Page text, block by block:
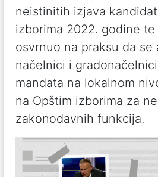
neistinitih izjava
izborima 2022. godine
osvrnuo na praksu da se
načelnici i
mandata na lokalnom
na Opštim izborima za
zakonodavnih funkcija.